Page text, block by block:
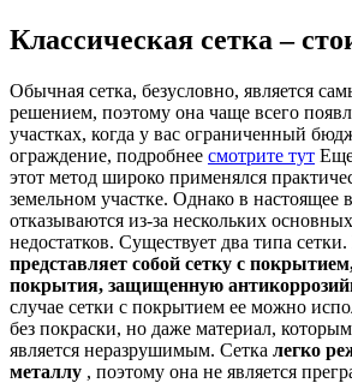
Классическая сетка –
Обычная сетка, безусловно, является
решением, поэтому она чаще всего
участках, когда у вас ограниченный
ограждение, подробнее смотрите тут Еще
этот метод широко применялся
земельном участке. Однако в настоящее
отказываются из-за нескольких основных
недостатков. Существует два типа сетки.
представляет собой сетку с
покрытия, защищенную
случае сетки с покрытием ее можно
без покраски, но даже материал,
является неразрушимым. Сетка легко
металлу , поэтому она не является